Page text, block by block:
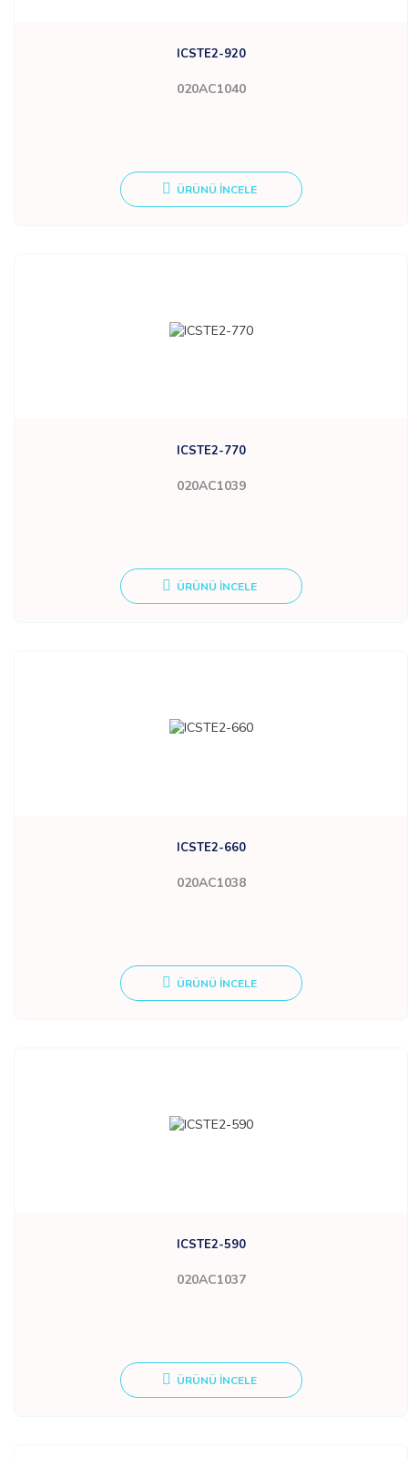
ICSTE2-920
020AC1040
ÜRÜNÜ İNCELE
ICSTE2-770
020AC1039
ÜRÜNÜ İNCELE
ICSTE2-660
020AC1038
ÜRÜNÜ İNCELE
ICSTE2-590
020AC1037
ÜRÜNÜ İNCELE